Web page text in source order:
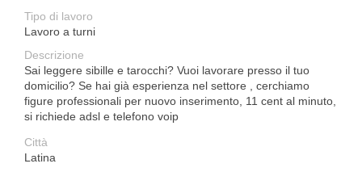
Tipo di lavoro
Lavoro a turni
Descrizione
Sai leggere sibille e tarocchi? Vuoi lavorare presso il tuo
domicilio? Se hai già esperienza nel settore , cerchiamo
figure professionali per nuovo inserimento, 11 cent al minuto,
si richiede adsl e telefono voip
Città
Latina